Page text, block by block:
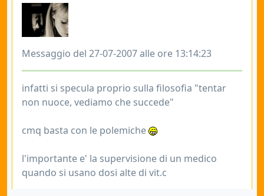
Messaggio del 27-07-2007 alle ore 13:14:23
infatti si specula proprio sulla filosofia "tentar
non nuoce, vediamo che succede"
cmq basta con le polemiche
l'importante e' la supervisione di un medico
quando si usano dosi alte di vit.c